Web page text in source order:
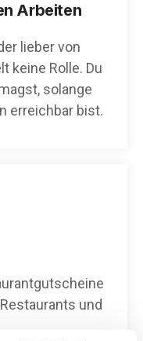
Arbeiten
lieber von
keine Rolle. Du
solange
erreichbar bist.
und